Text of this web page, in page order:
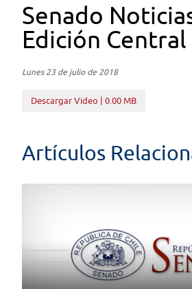
Senado
Edición Central
Lunes 23 de julio de 2018
Descargar Video | 0.00 MB
Artículos